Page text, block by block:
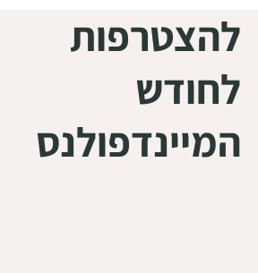
להצטרפות
לחודש
המיינדפולנס